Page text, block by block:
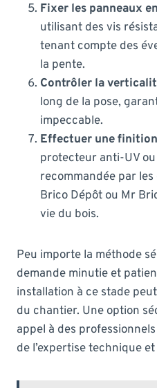
Fixer les panneaux
utilisant des vis
tenant compte des
la pente.
Contrôler la
long de la pose,
impeccable.
Effectuer une finition
protecteur anti-UV
recommandée par
Brico Dépôt ou Mr
vie du bois.
Peu importe la méthode
demande minutie et
installation à ce stade
du chantier. Une option
appel à des
de l’expertise technique